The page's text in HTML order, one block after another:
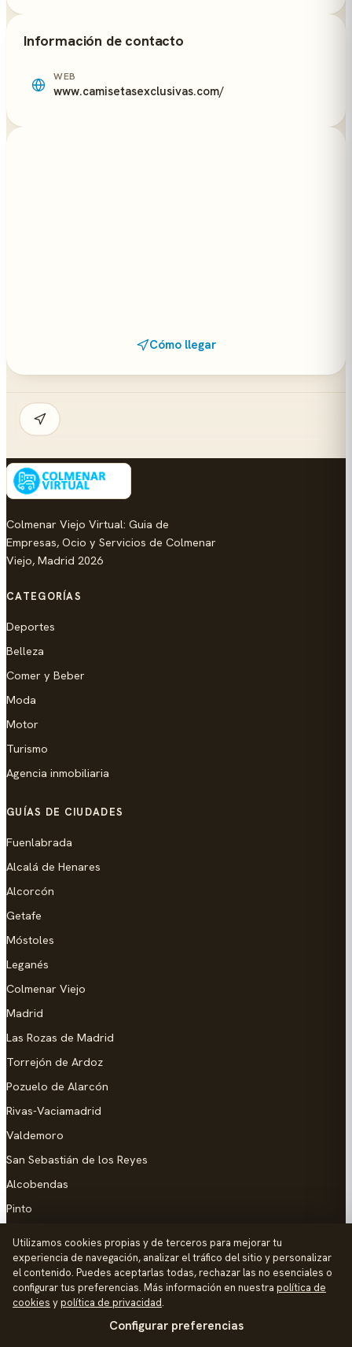
Información de contacto
WEB
www.camisetasexclusivas.com/
Cómo llegar
Colmenar Viejo Virtual: Guia de
Empresas, Ocio y Servicios de Colmenar
Viejo, Madrid 2026
CATEGORÍAS
Deportes
Belleza
Comer y Beber
Moda
Motor
Turismo
Agencia inmobiliaria
GUÍAS DE CIUDADES
Fuenlabrada
Alcalá de Henares
Alcorcón
Getafe
Móstoles
Leganés
Colmenar Viejo
Madrid
Las Rozas de Madrid
Torrejón de Ardoz
Pozuelo de Alarcón
Rivas-Vaciamadrid
Valdemoro
San Sebastián de los Reyes
Alcobendas
Pinto
AYUDA
Añadir empresa
Utilizamos cookies propias y de terceros para mejorar tu
experiencia de navegación, analizar el tráfico del sitio y personalizar
el contenido. Puedes aceptarlas todas, rechazar las no esenciales o
configurar tus preferencias. Más información en nuestra política de
cookies ypolítica de privacidad.
Configurar preferencias